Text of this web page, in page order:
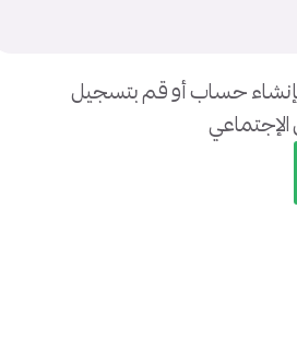
بإنشاء حساب أو قم بتسجيل